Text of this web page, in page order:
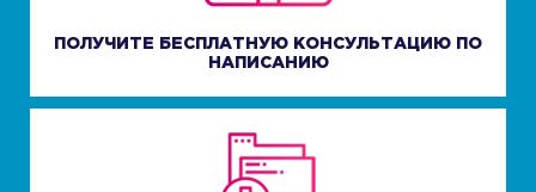
ПОЛУЧИТЕ БЕСПЛАТНУЮ КОНСУЛЬТАЦИЮ ПО
НАПИСАНИЮ